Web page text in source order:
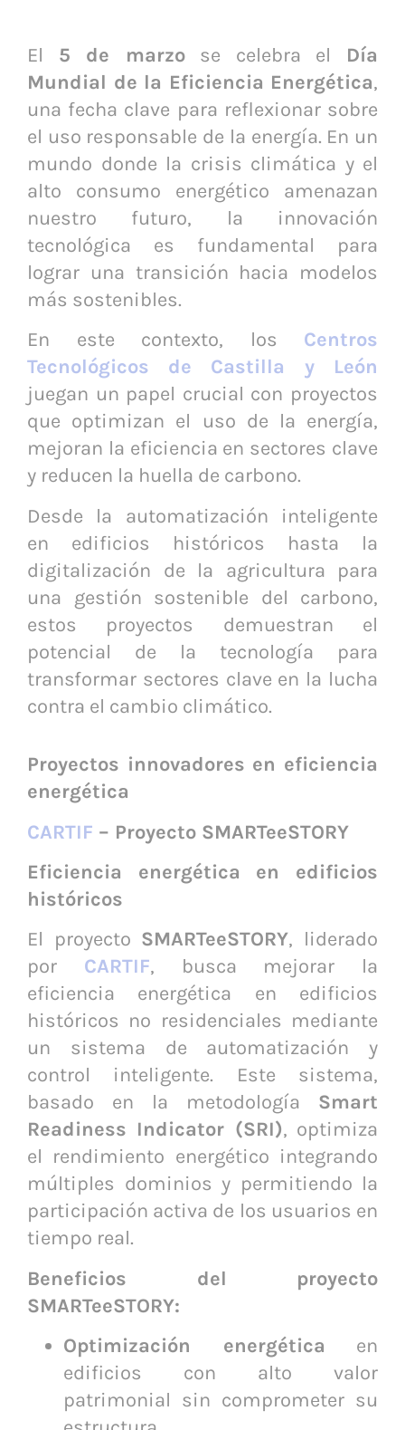
El 5 de marzose celebra el Día
Mundial de la Eficiencia Energética,
una fecha clave para reflexionar sobre
el uso responsable de la energía. En un
mundo donde la crisis climática y el
alto consumo energético amenazan
nuestro futuro, la innovación
tecnológica es fundamental para
lograr una transición hacia modelos
más sostenibles.
En este contexto, los Centros
Tecnológicos
de Castilla y León
juegan un papel crucial con proyectos
que optimizan el uso de la energía,
mejoran la eficiencia en sectores clave
y reducen la huella de carbono.
Desde la automatización inteligente
en edificios históricos hasta la
digitalización de la agricultura para
una gestión sostenible del carbono,
estos proyectos demuestran el
potencial de la tecnología para
transformar sectores clave en la lucha
contra el cambio climático.
Proyectos innovadores en eficiencia
energética
CARTIF – Proyecto SMARTeeSTORY
Eficiencia energética en edificios
históricos
El proyecto SMARTeeSTORY, liderado
por CARTIF, busca mejorar la
eficiencia energética en edificios
históricos no residenciales mediante
un sistema de automatización y
control inteligente. Este sistema,
basado en la metodología Smart
Readiness Indicator (SRI), optimiza
el rendimiento energético integrando
múltiples dominios y permitiendo la
participación activa de los usuarios en
tiempo real.
Beneficios del proyecto
SMARTeeSTORY:
Optimización energética en
edificios con alto valor
patrimonial sin comprometer su